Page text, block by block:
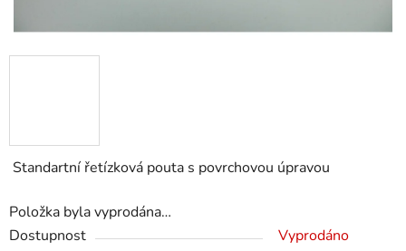
Standartní řetízková pouta s povrchovou úpravou
Položka byla vyprodána…
Dostupnost
Vyprodáno